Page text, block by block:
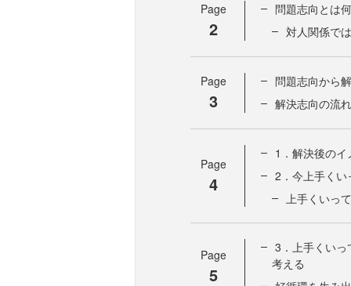
Page
2
問題志向とは
対人関係で
Page
3
問題志向から
解決志向の流
Page
4
1．解決後の
2．今上手く
上手くいっ
Page
5
3．上手くい
考える